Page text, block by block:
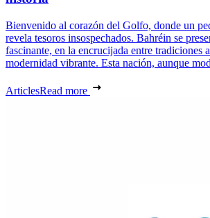
Bienvenido al corazón del Golfo, donde un
revela tesoros insospechados. Bahréin se
fascinante, en la encrucijada entre tradiciones
modernidad vibrante. Esta nación, aunque
ArticlesRead more